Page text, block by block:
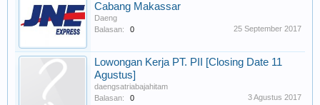
Cabang Makassar
Daeng
Balasan:
0 25 September 2017
Lowongan Kerja PT. PII [Closing Date 11
Agustus]
daengsatriabajahitam
Balasan:
0 3 Agustus 2017